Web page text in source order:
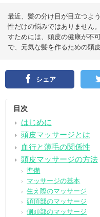
最近、髪の分け目が目立つよ
性だけの悩みではありません
すためには、頭皮の健康が不
で、元気な髪を作るための頭
シェア
目次
はじめに
頭皮マッサージとは
血行と薄毛の関係性
頭皮マッサージの方法
準備
マッサージの基本
生え際のマッサージ
頭頂部のマッサージ
側頭部のマッサージ